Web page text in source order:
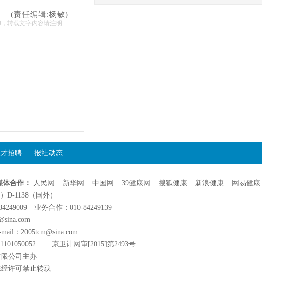
(责任编辑:杨敏)
转载文字内容请注明
才招聘 报社动态
体合作： 人民网 新华网 中国网 39健康网 搜狐健康 新浪健康
网易健康
D-1138（国外）
业务合作：010-84249139
：2005tcm@sina.com
京卫计网审[2015]第2493号
公司主办
经许可禁止转载